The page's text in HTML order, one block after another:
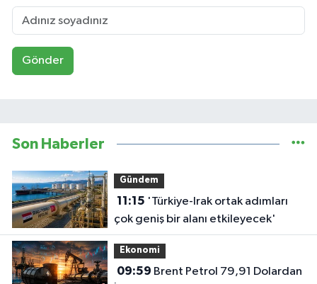
Gönder
Son Haberler
Gündem
11:15
çok geniş bir alanı etkileyecek'
Ekonomi
09:59